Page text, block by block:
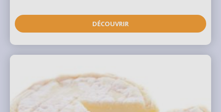
DÉCOUVRIR